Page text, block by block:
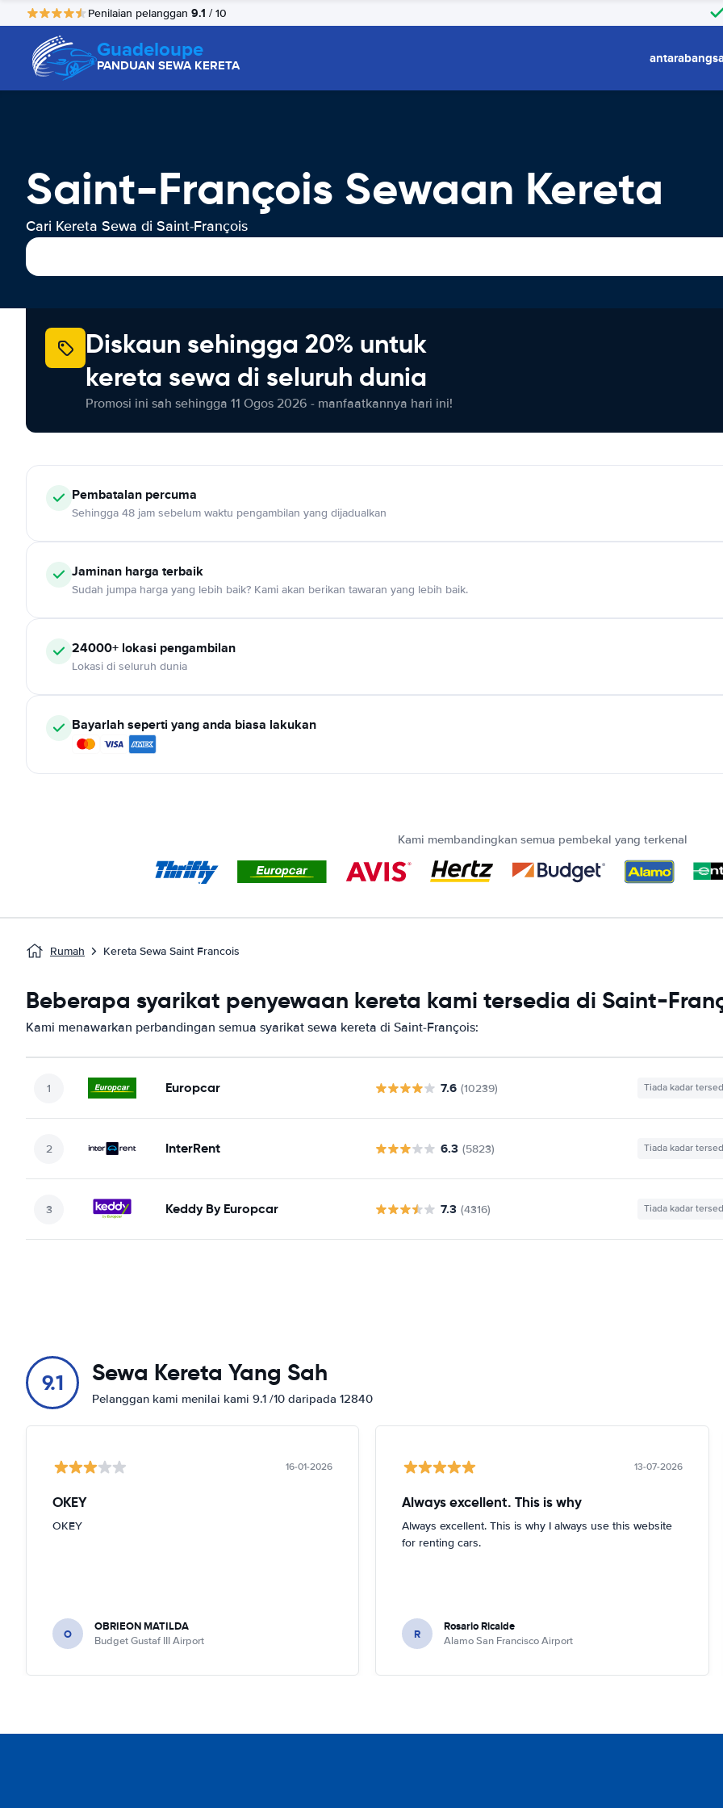
Penilaian pelanggan 9.1 / 10
Guadeloupe
PANDUAN SEWA KERETA
Saint-François Sewaan Kereta
Cari Kereta Sewa di Saint-François
Diskaun sehingga 20% untuk
kereta sewa di seluruh dunia
Promosi ini sah sehingga 11 Ogos 2026 - manfaatkannya hari ini!
Pembatalan percuma
Sehingga 48 jam sebelum waktu pengambilan yang dijadualkan
Jaminan harga terbaik
Sudah jumpa harga yang lebih baik? Kami akan berikan tawaran yang lebih baik.
24000+ lokasi pengambilan
Lokasi di seluruh dunia
Bayarlah seperti yang anda biasa lakukan
Kami membandingkan semua pembekal yang terkenal
Rumah Kereta Sewa Saint Francois
Beberapa syarikat penyewaan kereta kami tersedia di Saint-
Kami menawarkan perbandingan semua syarikat sewa kereta di Saint-François:
Europcar 7.6 (10239) Tiada kadar
InterRent 6.3 (5823) Tiada kadar
Keddy By Europcar 7.3 (4316) Tiada kadar
9.1 Sewa Kereta Yang Sah
Pelanggan kami menilai kami 9.1 /10 daripada 12840
16-01-2026
OKEY
OKEY
O OBRIEON MATILDA
Budget Gustaf III Airport
13-07-2026
Always excellent. This is why
Always excellent. This is why I always use this website
for renting cars.
R Rosario Ricalde
Alamo San Francisco Airport